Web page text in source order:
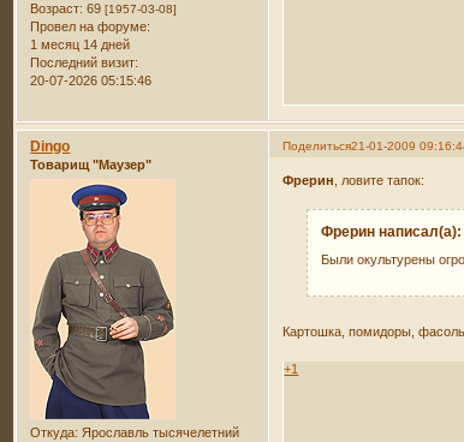
Возраст: 69[1957-03-08]
Провел на форуме:
1 месяц 14 дней
Последний визит:
20-07-2026 05:15:46
Поделиться21-01-2009
Dingo
Товарищ "Маузер"
Откуда: Ярославль тысячелетний
Фрерин , ловите тапок:
Фрерин написал(а):
Были окультурены
Картошка, помидоры,
+1